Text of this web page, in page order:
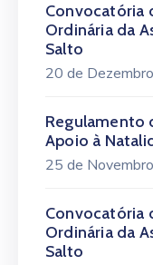
Convocatória
Ordinária da
Salto
20 de
Regulamento
Apoio à
25 de
Convocatória
Ordinária da
Salto